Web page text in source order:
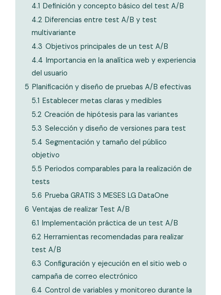
4.1 Definición y concepto básico del test A/B
4.2 Diferencias entre test A/B y test
multivariante
4.3 Objetivos principales de un test A/B
4.4 Importancia en la analítica web y experiencia
del usuario
5 Planificación y diseño de pruebas A/B efectivas
5.1 Establecer metas claras y medibles
5.2 Creación de hipótesis para las variantes
5.3 Selección y diseño de versiones para test
5.4 Segmentación y tamaño del público
objetivo
5.5 Periodos comparables para la realización de
tests
5.6 Prueba GRATIS 3 MESES LG DataOne
6 Ventajas de realizar Test A/B
6.1 Implementación práctica de un test A/B
6.2 Herramientas recomendadas para realizar
test A/B
6.3 Configuración y ejecución en el sitio web o
campaña de correo electrónico
6.4 Control de variables y monitoreo durante la